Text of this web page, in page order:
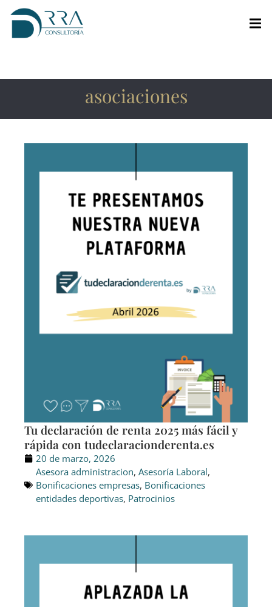
asociaciones
Tu declaración de renta 2025 más fácil y
rápida con tudeclaracionderenta.es
20 de marzo, 2026
Asesora administracion, Asesoría Laboral,
Bonificaciones empresas, Bonificaciones
entidades deportivas, Patrocinios